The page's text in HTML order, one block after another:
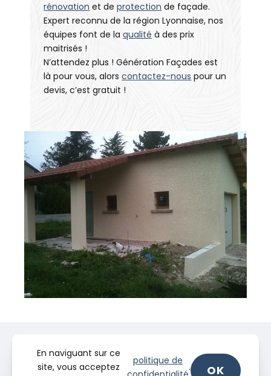
En naviguant sur ce
site, vous acceptez
politique de
. OK
rénovation et deprotection de façade.
Expert reconnu de la région Lyonnaise, nos
équipes font de laqualité à des prix
maitrisés !
N’attendez plus ! Génération Façades est
là pour vous, alorscontactez-nous pour un
devis, c’est gratuit !